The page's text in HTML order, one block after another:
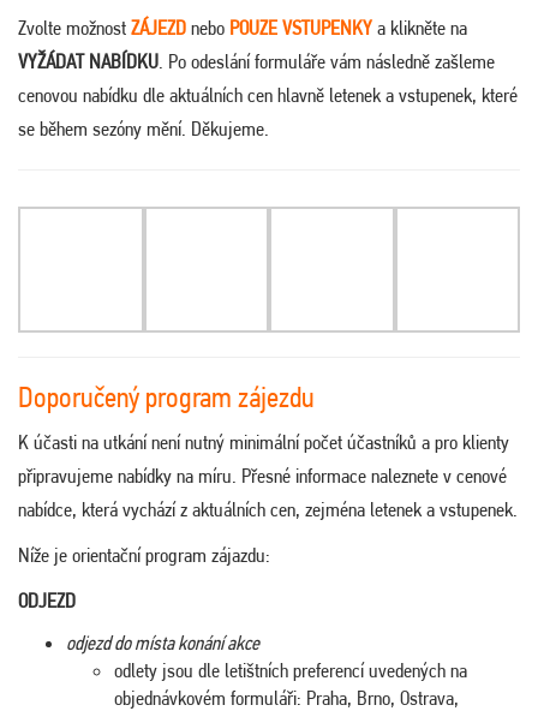
Zvolte možnost ZÁJEZD nebo POUZE VSTUPENKY a klikněte na
VYŽÁDAT NABÍDKU. Po odeslání formuláře vám následně zašleme
cenovou nabídku dle aktuálních cen hlavně letenek a vstupenek, které
se během sezóny mění. Děkujeme.
Doporučený program zájezdu
K účasti na utkání není nutný minimální počet účastníků a pro klienty
připravujeme nabídky na míru. Přesné informace naleznete v cenové
nabídce, která vychází z aktuálních cen, zejména letenek a vstupenek.
Níže je orientační program zájazdu:
ODJEZD
odjezd do místa konání akce
odlety jsou dle letištních preferencí uvedených na
objednávkovém formuláři: Praha, Brno, Ostrava,